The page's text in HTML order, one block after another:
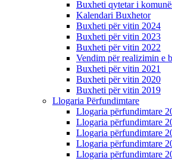
Buxheti qytetar i
Kalendari Buxhetor
Buxheti për vitin 2024
Buxheti për vitin 2023
Buxheti për vitin 2022
Vendim për realizimin e
Buxheti për vitin 2021
Buxheti për vitin 2020
Buxheti për vitin 2019
Llogaria Përfundimtare
Llogaria përfundimtare
Llogaria përfundimtare
Llogaria përfundimtare
Llogaria përfundimtare
Llogaria përfundimtare